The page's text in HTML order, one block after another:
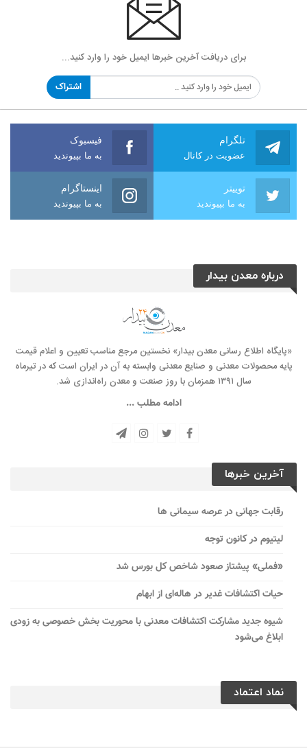
برای دریافت آخرین خبرها ایمیل خود را وارد کنید...
اشتراک
تلگرام
عضویت در کانال
فیسبوک
به ما بپیوندید
توییتر
به ما بپیوندید
اینستاگرام
به ما بپیوندید
درباره معدن بیدار
«پایگاه اطلاع رسانی معدن بیدار» نخستین مرجع مناسب تعیین و اعلام قیمت
پایه محصولات معدنی و صنایع معدنی وابسته به آن در ایران است که در تیرماه
سال ۱۳۹۱ همزمان با روز صنعت و معدن راه‌‌اندازی شد.
ادامه مطلب ...
آخرین خبرها
رقابت جهانی در عرصه سیمانی ها
لیتیوم در کانون توجه
«فملی» پیشتاز صعود شاخص کل بورس شد
حیات اکتشافات غدیر در هاله‌ای از ابهام
شیوه جدید مشارکت اکتشافات معدنی با محوریت بخش خصوصی به زودی
ابلاغ می‌شود
نماد اعتماد